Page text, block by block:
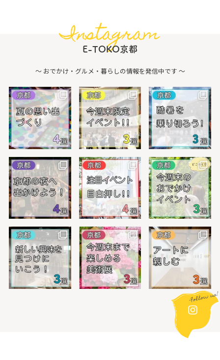
Instagram
E-TOKO京都
〜 おでかけ・グルメ・暮らしの情報を発信中です 〜